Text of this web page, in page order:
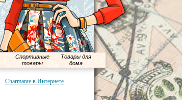
Спортивные
товары
Товары для
дома
Charmante в Интернете